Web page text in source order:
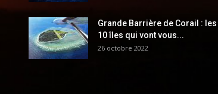
Grande Barrière de Corail : les
10 îles qui vont vous...
26 octobre 2022